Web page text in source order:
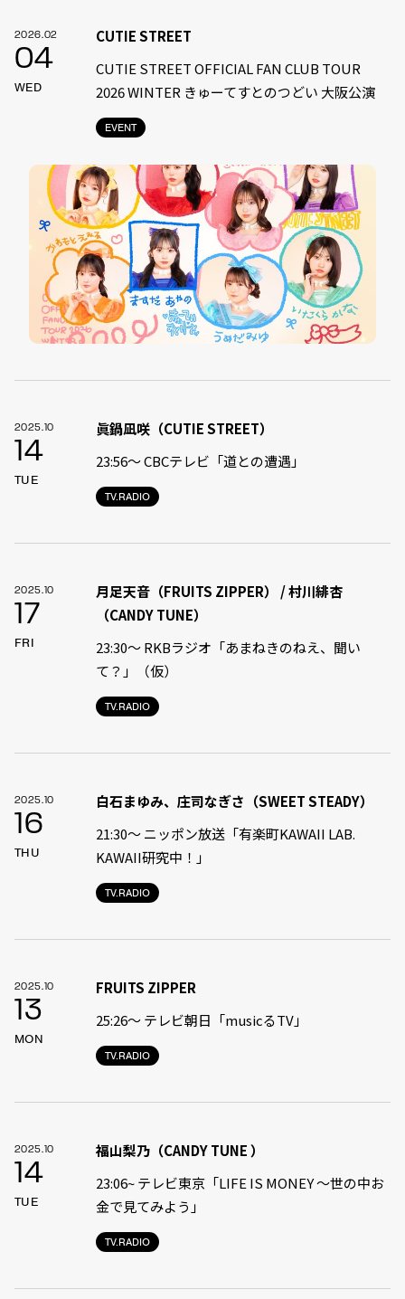
2026.02
04
WED
EVENT
CUTIE STREET
CUTIE STREET OFFICIAL FAN CLUB TOUR
2026 WINTER きゅーてすとのつどい 大阪公演
2025.10
14
TUE
TV.RADIO
眞鍋凪咲（CUTIE STREET）
23:56〜 CBCテレビ「道との遭遇」
2025.10
17
FRI
TV.RADIO
月足天音（FRUITS ZIPPER） / 村川緋杏
（CANDY TUNE）
23:30〜 RKBラジオ「あまねきのねえ、聞い
て？」（仮）
2025.10
16
THU
TV.RADIO
白石まゆみ、庄司なぎさ（SWEET STEADY）
21:30〜 ニッポン放送「有楽町KAWAII LAB.
KAWAII研究中！」
2025.10
13
MON
TV.RADIO
FRUITS ZIPPER
25:26〜 テレビ朝日「musicるTV」
2025.10
14
TUE
TV.RADIO
福山梨乃（CANDY TUNE ）
23:06~ テレビ東京「LIFE IS MONEY 〜世の中お
金で見てみよう」